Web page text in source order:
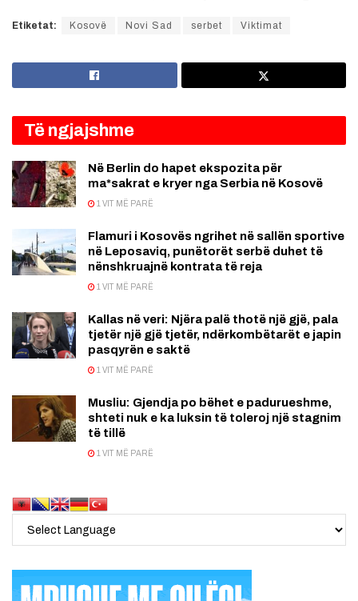
Etiketat: Kosovë Novi Sad serbet Viktimat
Të ngjajshme
Në Berlin do hapet ekspozita për
ma*sakrat e kryer nga Serbia në Kosovë
1 VIT MË PARË
Flamuri i Kosovës ngrihet në sallën sportive
në Leposaviq, punëtorët serbë duhet të
nënshkruajnë kontrata të reja
1 VIT MË PARË
Kallas në veri: Njëra palë thotë një gjë, pala
tjetër një gjë tjetër, ndërkombëtarët e japin
pasqyrën e saktë
1 VIT MË PARË
Musliu: Gjendja po bëhet e padurueshme,
shteti nuk e ka luksin të toleroj një stagnim
të tillë
1 VIT MË PARË